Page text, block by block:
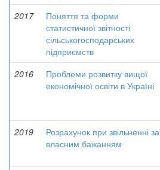
2017
Поняття та форми
статистичної звітності
сільськогосподарських
підприємств
2016
Проблеми розвитку вищої
економічної освіти в Україні
2019
Розрахунок при звільненні за
власним бажанням